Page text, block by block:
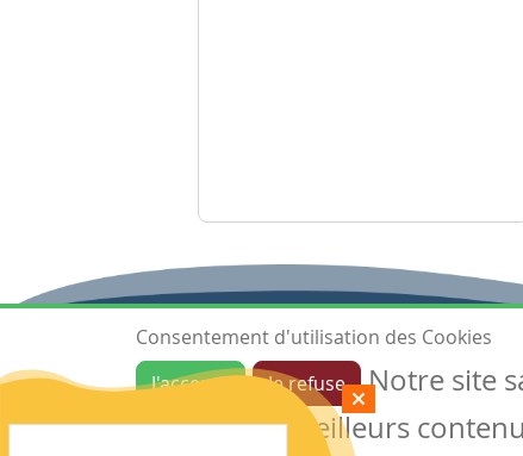
Ressources
Les ressources
Consentement d'utilisation des Cookies
J'accepte
Je refuse
Notre site
garantir de meilleurs